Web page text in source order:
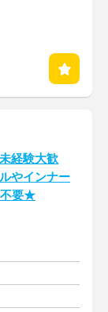
経験大歓
やインナー
不要★